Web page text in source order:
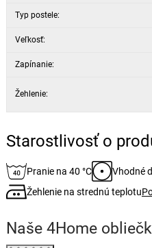
Typ postele:
Veľkosť:
Zapínanie:
Žehlenie:
Starostlivosť o
Pranie na 40 °C
Vhodné
Žehlenie na strednú teplotu
Naše 4Home